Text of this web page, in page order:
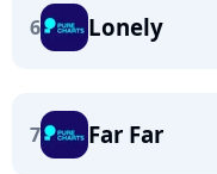
6 Lonely
7 Far Far